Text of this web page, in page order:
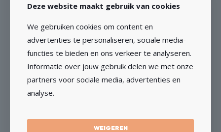
Komschijf Blizzard – Ø125mm
€54,10 €44,71excl BTW
Deze website maakt gebruik van cookies
We gebruiken cookies om content en
advertenties te personaliseren, sociale media-
functies te bieden en ons verkeer te analyseren.
Informatie over jouw gebruik delen we met onze
partners voor sociale media, advertenties en
analyse.
WEIGEREN